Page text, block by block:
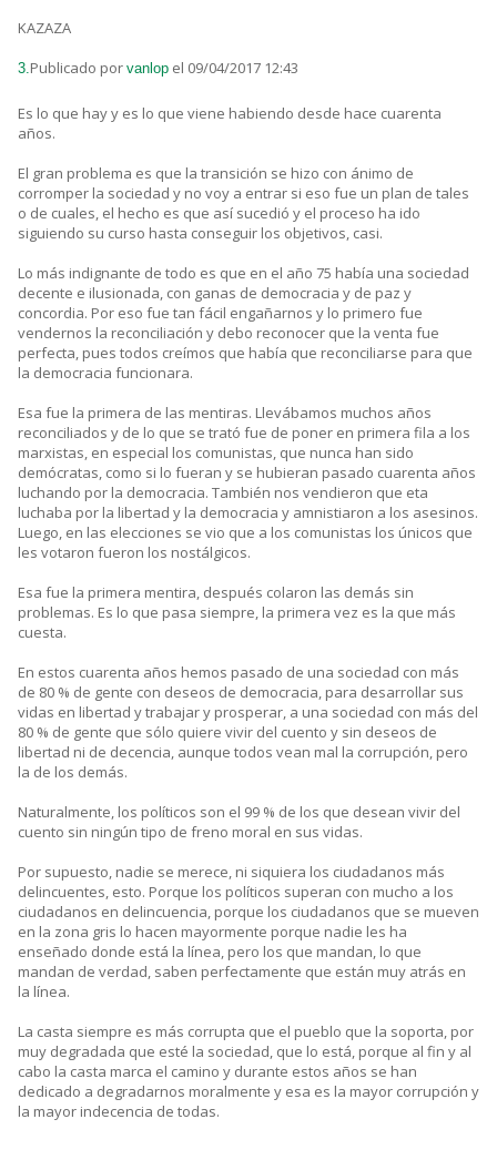
KAZAZA
3.Publicado por vanlop el 09/04/2017 12:43
Es lo que hay y es lo que viene habiendo desde hace cuarenta
años.
El gran problema es que la transición se hizo con ánimo de
corromper la sociedad y no voy a entrar si eso fue un plan de tales
o de cuales, el hecho es que así sucedió y el proceso ha ido
siguiendo su curso hasta conseguir los objetivos, casi.
Lo más indignante de todo es que en el año 75 había una sociedad
decente e ilusionada, con ganas de democracia y de paz y
concordia. Por eso fue tan fácil engañarnos y lo primero fue
vendernos la reconciliación y debo reconocer que la venta fue
perfecta, pues todos creímos que había que reconciliarse para que
la democracia funcionara.
Esa fue la primera de las mentiras. Llevábamos muchos años
reconciliados y de lo que se trató fue de poner en primera fila a los
marxistas, en especial los comunistas, que nunca han sido
demócratas, como si lo fueran y se hubieran pasado cuarenta años
luchando por la democracia. También nos vendieron que eta
luchaba por la libertad y la democracia y amnistiaron a los asesinos.
Luego, en las elecciones se vio que a los comunistas los únicos que
les votaron fueron los nostálgicos.
Esa fue la primera mentira, después colaron las demás sin
problemas. Es lo que pasa siempre, la primera vez es la que más
cuesta.
En estos cuarenta años hemos pasado de una sociedad con más
de 80 % de gente con deseos de democracia, para desarrollar sus
vidas en libertad y trabajar y prosperar, a una sociedad con más del
80 % de gente que sólo quiere vivir del cuento y sin deseos de
libertad ni de decencia, aunque todos vean mal la corrupción, pero
la de los demás.
Naturalmente, los políticos son el 99 % de los que desean vivir del
cuento sin ningún tipo de freno moral en sus vidas.
Por supuesto, nadie se merece, ni siquiera los ciudadanos más
delincuentes, esto. Porque los políticos superan con mucho a los
ciudadanos en delincuencia, porque los ciudadanos que se mueven
en la zona gris lo hacen mayormente porque nadie les ha
enseñado donde está la línea, pero los que mandan, lo que
mandan de verdad, saben perfectamente que están muy atrás en
la línea.
La casta siempre es más corrupta que el pueblo que la soporta, por
muy degradada que esté la sociedad, que lo está, porque al fin y al
cabo la casta marca el camino y durante estos años se han
dedicado a degradarnos moralmente y esa es la mayor corrupción y
la mayor indecencia de todas.